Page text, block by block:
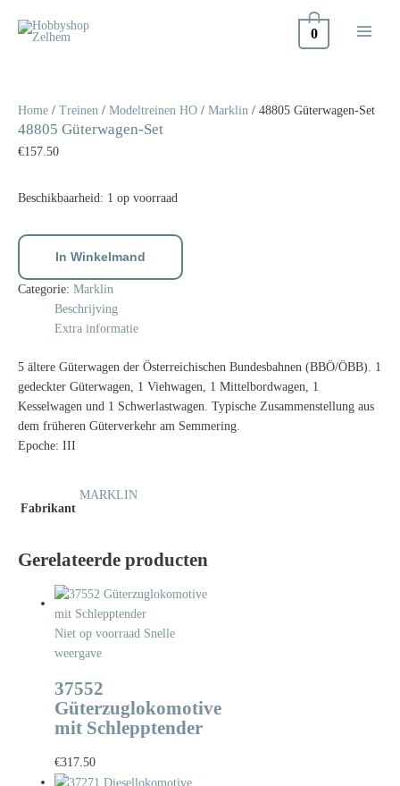
naar
0
Home / Treinen / Modeltreinen HO / Marklin / 48805 Güterwagen-Set
48805 Güterwagen-Set
€157.50
Beschikbaarheid: 1 op voorraad
Set
aantal
In Winkelmand
Categorie: Marklin
Beschrijving
Extra informatie
5 ältere Güterwagen der Österreichischen Bundesbahnen (BBÖ/ÖBB). 1
gedeckter Güterwagen, 1 Viehwagen, 1 Mittelbordwagen, 1
Kesselwagen und 1 Schwerlastwagen. Typische Zusammenstellung aus
dem früheren Güterverkehr am Semmering.
Epoche: III
Fabrikant
MARKLIN
Gerelateerde producten
Niet op voorraad Snelle
weergave
37552
Güterzuglokomotive
mit Schlepptender
€317.50